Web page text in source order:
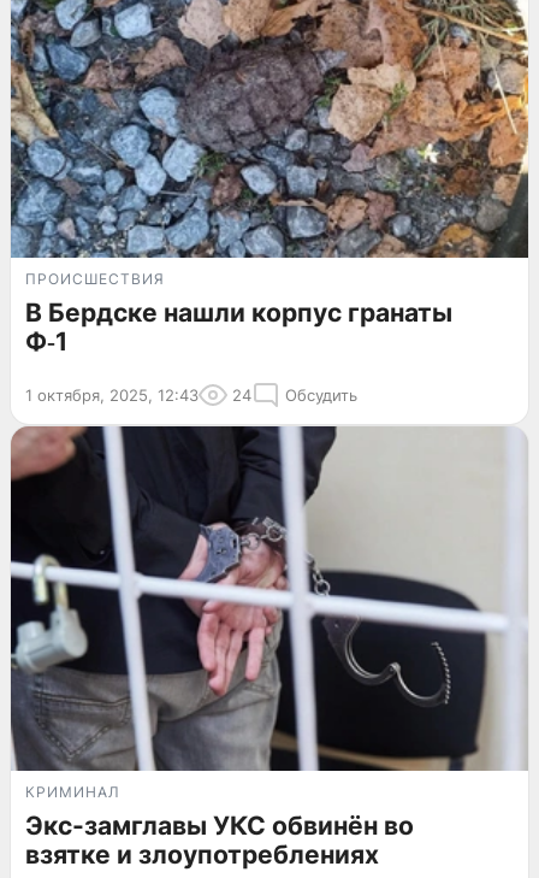
ПРОИСШЕСТВИЯ
В Бердске нашли корпус гранаты
Ф‑1
1 октября, 2025, 12:43 24 Обсудить
КРИМИНАЛ
Экс-замглавы УКС обвинён во
взятке и злоупотреблениях